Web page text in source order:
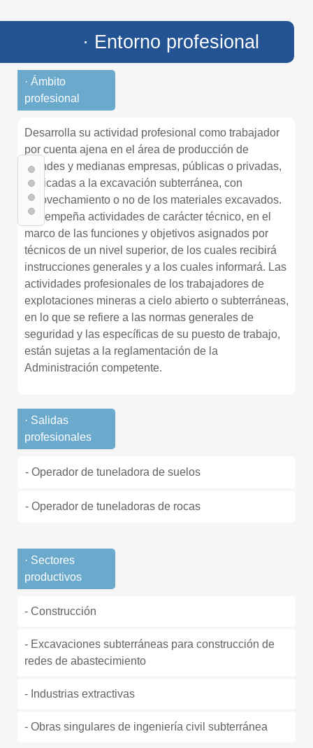
· Entorno profesional
· Ámbito
profesional
Desarrolla su actividad profesional como trabajador
por cuenta ajena en el área de producción de
grandes y medianas empresas, públicas o privadas,
dedicadas a la excavación subterránea, con
aprovechamiento o no de los materiales excavados.
Desempeña actividades de carácter técnico, en el
marco de las funciones y objetivos asignados por
técnicos de un nivel superior, de los cuales recibirá
instrucciones generales y a los cuales informará. Las
actividades profesionales de los trabajadores de
explotaciones mineras a cielo abierto o subterráneas,
en lo que se refiere a las normas generales de
seguridad y las específicas de su puesto de trabajo,
están sujetas a la reglamentación de la
Administración competente.
· Salidas
profesionales
- Operador de tuneladora de suelos
- Operador de tuneladoras de rocas
· Sectores
productivos
- Construcción
- Excavaciones subterráneas para construcción de
redes de abastecimiento
- Industrias extractivas
- Obras singulares de ingeniería civil subterránea